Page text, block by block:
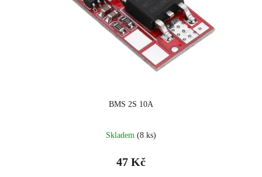
BMS 2S 10A
Skladem (8 ks)
47 Kč